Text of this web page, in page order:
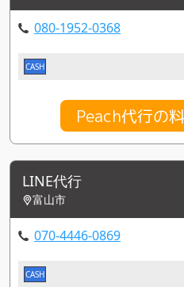
080-1952-0368
CASH
Peach代行の
LINE代行
富山市
070-4446-0869
CASH